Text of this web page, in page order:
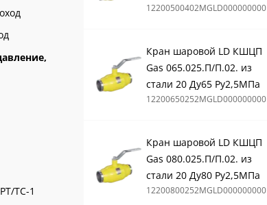
ТС-1
12200500402MGLD000000000
Кран шаровой LD КШЦП
Gas 065.025.П/П.02. из
стали 20 Ду65 Ру2,5МПа
12200650252MGLD000000000
Кран шаровой LD КШЦП
Gas 080.025.П/П.02. из
стали 20 Ду80 Ру2,5МПа
12200800252MGLD000000000